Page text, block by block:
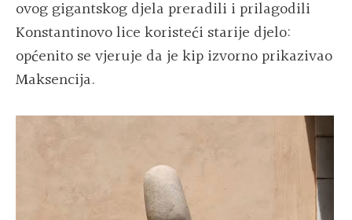
ovog gigantskog djela preradili i prilagodili
Konstantinovo lice koristeći starije djelo:
općenito se vjeruje da je kip izvorno prikazivao
Maksencija.